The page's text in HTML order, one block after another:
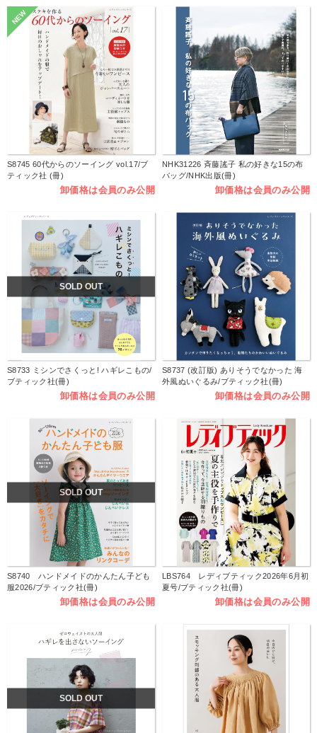
NEW
S8745 60代からのソーイング vol.17/ブ
ティック社 (冊)
卸価格は会員のみ公開
NHK31226 斉藤謠子 私の好きな15の布
バッグ/NHK出版(冊)
卸価格は会員のみ公開
SOLD OUT
S8733 ミシンでさくっと! ハギレこもの/
ブティック社(冊)
卸価格は会員のみ公開
S8737 (改訂版) ありそうでなかった 海
外風ぬいぐるみ/ブティック社(冊)
卸価格は会員のみ公開
SOLD OUT
S8740 ハンドメイドのかんたん子ども
服2026/ブティック社(冊)
卸価格は会員のみ公開
LBS764 レディブティック2026年6月初
夏号/ブティック社(冊)
卸価格は会員のみ公開
SOLD OUT